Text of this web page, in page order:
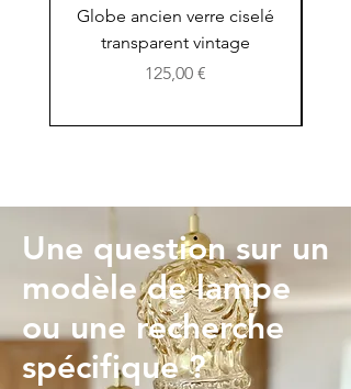
contacter pour créer ensemble votre
lampe sur mesure.
Globe ancien verre ciselé
transparent vintage
Prix
125,00 €
Une question sur un
modèle de lampe
ou une recherche
spécifique ?